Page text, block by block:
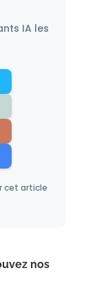
IA les
cet article
nos